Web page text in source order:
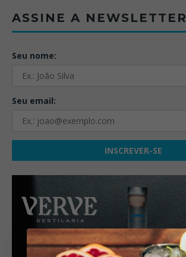
ASSINE A NEWSLETTER
Seu nome:
Seu email: